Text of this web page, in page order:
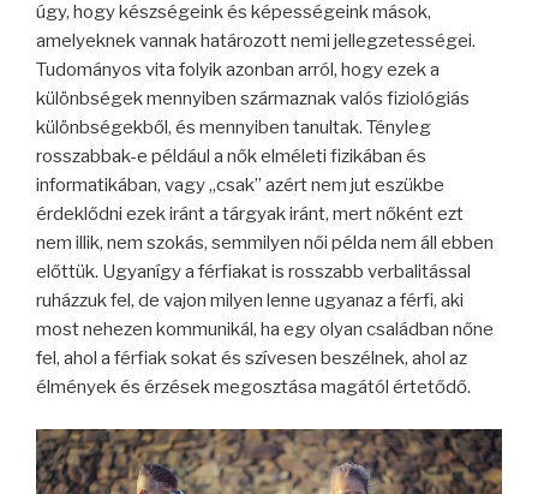
úgy, hogy készségeink és képességeink mások,
amelyeknek vannak határozott nemi jellegzetességei.
Tudományos vita folyik azonban arról, hogy ezek a
különbségek mennyiben származnak valós fiziológiás
különbségekből, és mennyiben tanultak. Tényleg
rosszabbak-e például a nők elméleti fizikában és
informatikában, vagy „csak” azért nem jut eszükbe
érdeklődni ezek iránt a tárgyak iránt, mert nőként ezt
nem illik, nem szokás, semmilyen női példa nem áll ebben
előttük. Ugyanígy a férfiakat is rosszabb verbalitással
ruházzuk fel, de vajon milyen lenne ugyanaz a férfi, aki
most nehezen kommunikál, ha egy olyan családban nőne
fel, ahol a férfiak sokat és szívesen beszélnek, ahol az
élmények és érzések megosztása magától értetődő.